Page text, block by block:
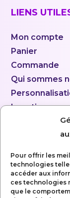
Pour offrir les
technologies
accéder aux
ces technologies
que le
LIENS
Mon compte
Panier
Commande
Qui sommes
Location